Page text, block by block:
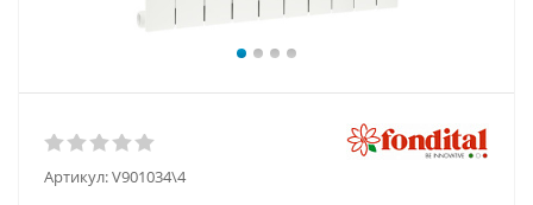
Артикул:V901034\4